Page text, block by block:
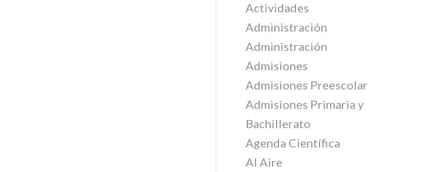
Actividades
Administración
Administración
Admisiones
Admisiones Preescolar
Admisiones Primaria y
Bachillerato
Agenda Científica
Al Aire